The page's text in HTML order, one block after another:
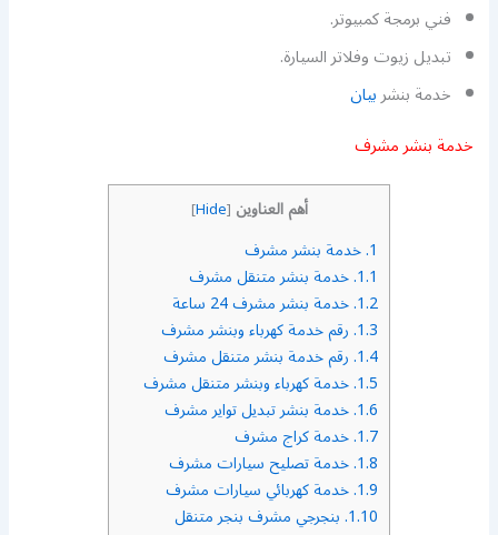
فني برمجة كمبيوتر.
تبديل زيوت وفلاتر السيارة.
خدمة بنشربيان
خدمة بنشر مشرف
أهم العناوين [
Hide
]
1. خدمة بنشر مشرف
1.1. خدمة بنشر متنقل مشرف
1.2. خدمة بنشر مشرف 24 ساعة
1.3. رقم خدمة كهرباء وبنشر مشرف
1.4. رقم خدمة بنشر متنقل مشرف
1.5. خدمة كهرباء وبنشر متنقل مشرف
1.6. خدمة بنشر تبديل تواير مشرف
1.7. خدمة كراج مشرف
1.8. خدمة تصليح سيارات مشرف
1.9. خدمة كهربائي سيارات مشرف
1.10. بنجرجي مشرف بنجر متنقل